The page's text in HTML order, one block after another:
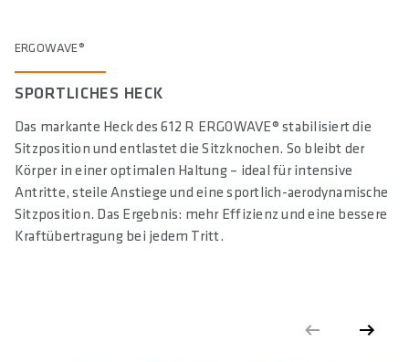
ERGOWAVE®
SPORTLICHES HECK
Das markante Heck des 612 R ERGOWAVE® stabilisiert die
Sitzposition und entlastet die Sitzknochen. So bleibt der
Körper in einer optimalen Haltung – ideal für intensive
Antritte, steile Anstiege und eine sportlich-aerodynamische
Sitzposition. Das Ergebnis: mehr Effizienz und eine bessere
Kraftübertragung bei jedem Tritt.